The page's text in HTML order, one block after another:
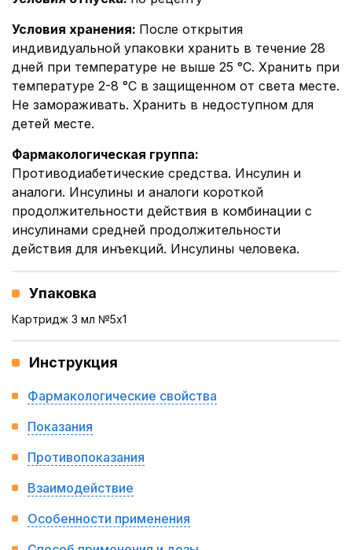
Условия хранения: После открытия
индивидуальной упаковки хранить в течение 28
дней при температуре не выше 25 °С. Хранить при
температуре 2-8 °С в защищенном от света месте.
Не замораживать. Хранить в недоступном для
детей месте.
Фармакологическая группа:
Противодиабетические средства. Инсулин и
аналоги. Инсулины и аналоги короткой
продолжительности действия в комбинации с
инсулинами средней продолжительности
действия для инъекций. Инсулины человека.
Упаковка
Картридж 3 мл №5x1
Инструкция
Фармакологические свойства
Показания
Противопоказания
Взаимодействие
Особенности применения